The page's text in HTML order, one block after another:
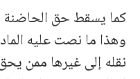
كما يسقط حق الحاضنة
نقله إلى غيرها ممن